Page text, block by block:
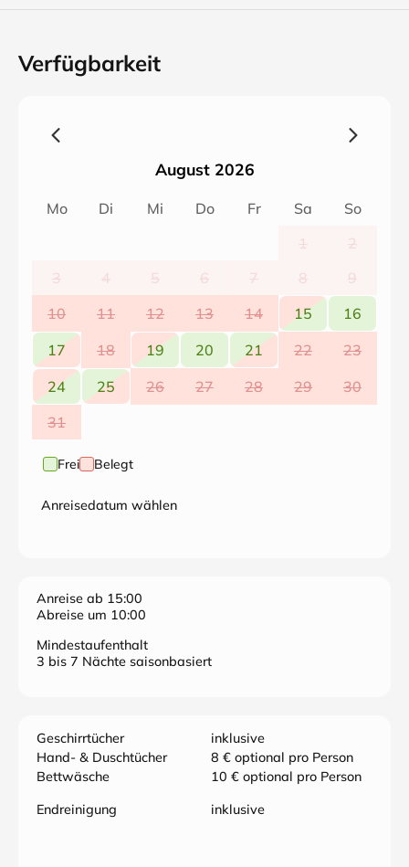
Verfügbarkeit
August 2026
Mo Di Mi Do Fr Sa
So
1
2
3
4 5 6 7 8
9
10
11 12 13 14 15
16
17
18 19 20 21 22
23
24
25 26 27 28 29
30
31
Frei Belegt
Anreisedatum wählen
Anreise ab 15:00
Abreise um 10:00
Mindestaufenthalt
3 bis 7 Nächte saisonbasiert
Geschirrtücher
inklusive
Hand- & Duschtücher
8 € optional pro Person
Bettwäsche
10 € optional pro Person
Endreinigung
inklusive